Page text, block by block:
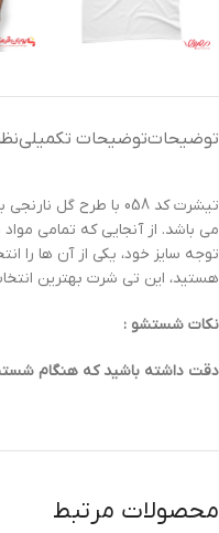
توضیحاتتوضیحات تکمیلی
تیشرت کد 058 با
می باشد. از آنجایی که تمامی
توجه سایز خود، یکی از آن ها
هستید، این تی شرت بهترین
نکات شستشو :
دقت داشته باشید که هنگام شستشو این تیشرت، حداکثر دما 30 درجه باشد و به
محصولات مرتبط